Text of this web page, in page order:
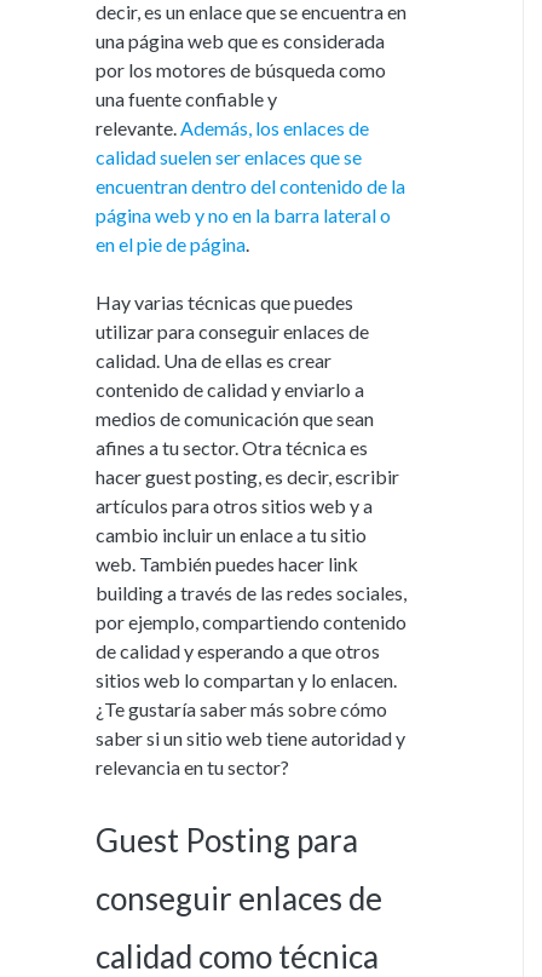
decir, es un enlace que se encuentra en
una página web que es considerada
por los motores de búsqueda como
una fuente confiable y
relevante. Además, los enlaces de
calidad suelen ser enlaces que se
encuentran dentro del contenido de la
página web y no en la barra lateral o
en el pie de página
Hay varias técnicas que puedes
utilizar para conseguir enlaces de
calidad. Una de ellas es crear
contenido de calidad y enviarlo a
medios de comunicación que sean
afines a tu sector. Otra técnica es
hacer guest posting, es decir, escribir
artículos para otros sitios web y a
cambio incluir un enlace a tu sitio
web. También puedes hacer link
building a través de las redes sociales,
por ejemplo, compartiendo contenido
de calidad y esperando a que otros
sitios web lo compartan y lo enlacen.
¿Te gustaría saber más sobre cómo
saber si un sitio web tiene autoridad y
relevancia en tu sector?
Guest Posting para
conseguir enlaces de
calidad como técnica